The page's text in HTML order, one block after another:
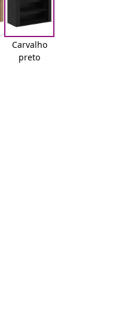
Carvalho
preto